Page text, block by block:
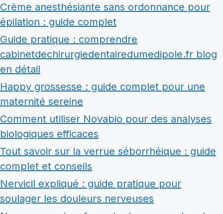
Crème anesthésiante sans ordonnance pour
épilation : guide complet
Guide pratique : comprendre
cabinetdechirurgiedentairedumedipole.fr blog
en détail
Happy grossesse : guide complet pour une
maternité sereine
Comment utiliser Novabio pour des analyses
biologiques efficaces
Tout savoir sur la verrue séborrhéique : guide
complet et conseils
Nervicil expliqué : guide pratique pour
soulager les douleurs nerveuses